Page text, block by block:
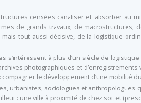
censées canaliser et absorber au
de grands travaux, de
tout aussi décisive, de la logistique
à plus d’un siècle de
photographiques et
le développement d’une mobilité
urbanistes, sociologues et anthropologues
: une ville à proximité de chez soi, et